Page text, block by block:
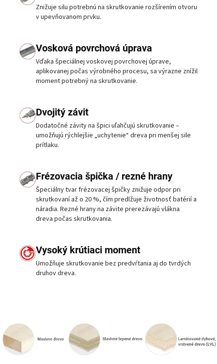
Znižuje silu potrebnú na skrutkovanie rozšírením otvoru
v upevňovanom prvku.
Vosková povrchová úprava
Vďaka špeciálnej voskovej povrchovej úprave,
aplikovanej počas výrobného procesu, sa výrazne znížil
moment potrebný na skrutkovanie.
Dvojitý závit
Dodatočné závity na špici uľahčujú skrutkovanie –
umožňujú rýchlejšie „uchytenie“ dreva pri menšej sile
prítlaku.
Frézovacia špička / rezné hrany
Špeciálny tvar frézovacej špičky znižuje odpor pri
skrutkovaní až o 20 %, čím predlžuje životnosť batérií a
náradia. Rezné hrany na závite prerezávajú vlákna
dreva počas skrutkovania.
Vysoký krútiaci moment
Umožňuje skrutkovanie bez predvŕtania aj do tvrdých
druhov dreva.